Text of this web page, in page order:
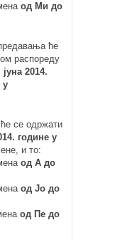
од Ми до
ће
распореду
2014.
у
се одржати
године у
и то:
од А до
од Јо до
од Пе до